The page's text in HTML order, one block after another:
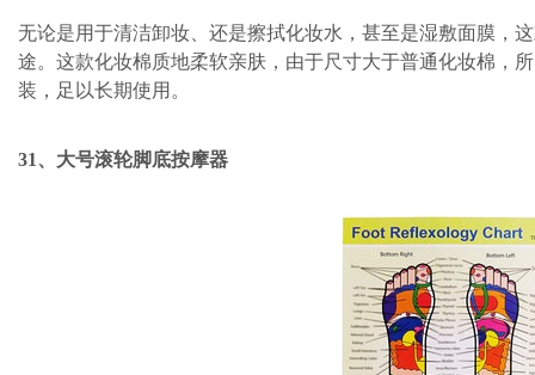
无论是用于清洁卸妆、还是擦拭化妆水，甚至是湿敷面膜，
途。这款化妆棉质地柔软亲肤，由于尺寸大于普通化妆棉，
装，足以长期使用。
31、大号滚轮脚底按摩器